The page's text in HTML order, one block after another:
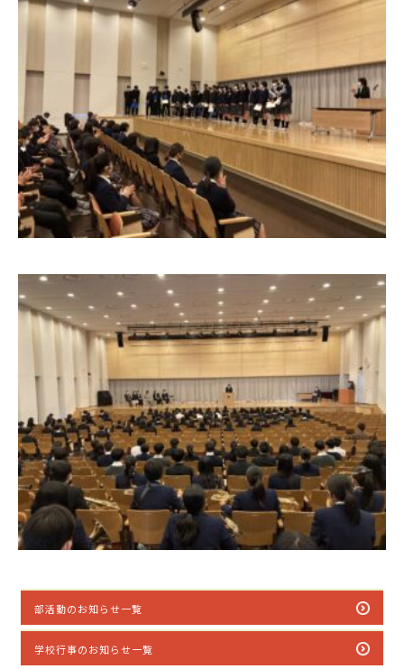
部活動のお知らせ一覧
学校行事のお知らせ一覧